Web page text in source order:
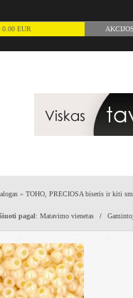
0.00 EUR
» TOHO, PRECIOSA biseris ir kiti
pagal: Matavimo vienetas /